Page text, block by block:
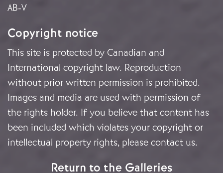
AB-V
Copyright notice
This site is protected by Canadian and
International copyright law. Reproduction
without prior written permission is prohibited.
Images and media are used with permission of
the rights holder. If you believe that content has
been included which violates your copyright or
intellectual property rights, please contact us.
Return to the Galleries